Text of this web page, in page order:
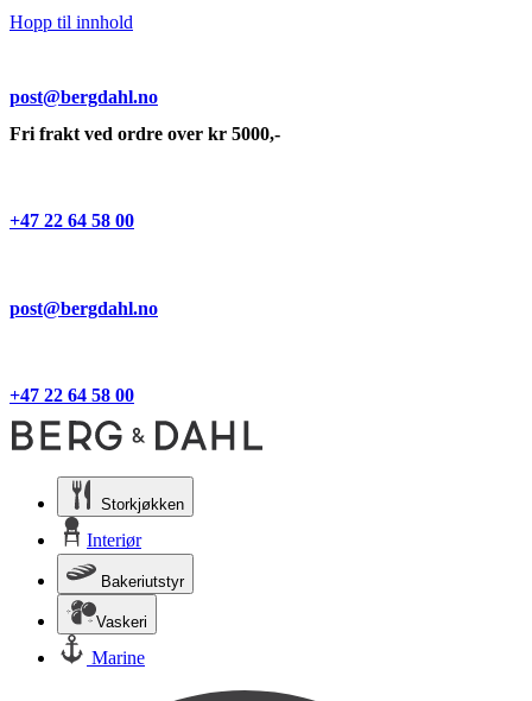
Hopp til innhold
post@bergdahl.no
Fri frakt ved ordre over kr 5000,-
+47 22 64 58 00
post@bergdahl.no
+47 22 64 58 00
Storkjøkken
Interiør
Bakeriutstyr
Vaskeri
Marine